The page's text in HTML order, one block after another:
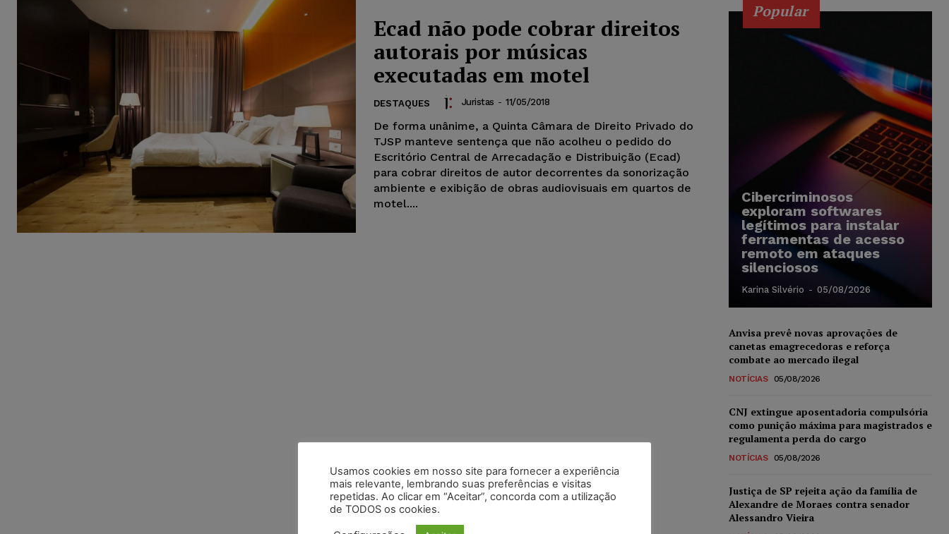
Ecad não pode cobrar direitos
autorais por músicas
executadas em motel
DESTAQUES Juristas - 11/05/2018
De forma unânime, a Quinta Câmara de Direito Privado do
TJSP manteve sentença que não acolheu o pedido do
Escritório Central de Arrecadação e Distribuição (Ecad)
para cobrar direitos de autor decorrentes da sonorização
ambiente e exibição de obras audiovisuais em quartos de
motel....
Popular
Cibercriminosos
exploram softwares
legítimos para instalar
ferramentas de acesso
remoto em ataques
silenciosos
Karina Silvério - 05/08/2026
Anvisa prevê novas aprovações de
canetas emagrecedoras e reforça
combate ao mercado ilegal
NOTÍCIAS 05/08/2026
CNJ extingue aposentadoria compulsória
como punição máxima para magistrados e
regulamenta perda do cargo
NOTÍCIAS 05/08/2026
Justiça de SP rejeita ação da família de
Alexandre de Moraes contra senador
Alessandro Vieira
Usamos cookies em nosso site para fornecer a experiência
mais relevante, lembrando suas preferências e visitas
repetidas. Ao clicar em “Aceitar”, concorda com a utilização
de TODOS os cookies.